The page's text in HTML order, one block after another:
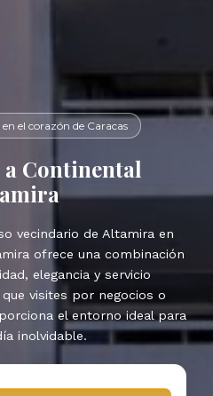
el corazón de Caracas
Continental
vecindario de Altamira en
ofrece una combinación
elegancia y servicio
visites por negocios o
el entorno ideal para
inolvidable.